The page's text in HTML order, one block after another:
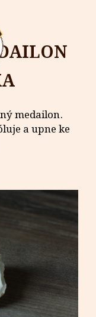
medailon.
a upne ke